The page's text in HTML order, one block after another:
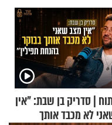
| סדריק בן שבת: "אין
לא מכבד אותך